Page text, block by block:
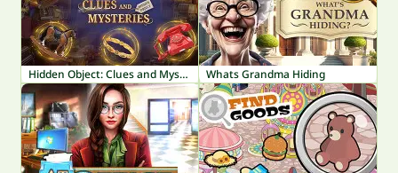
Hidden Object: Clues and Mysteries Whats Grandma Hiding